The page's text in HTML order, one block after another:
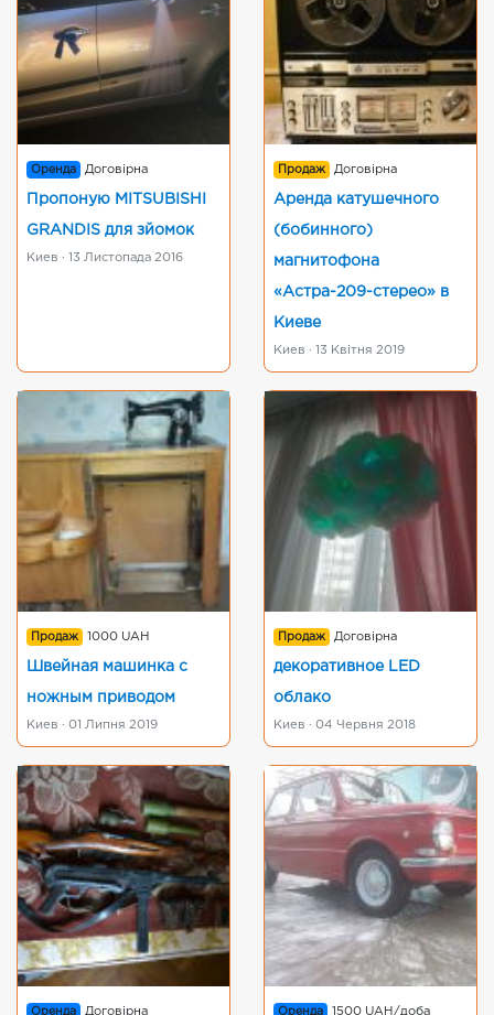
Оренда Договірна
Пропоную MITSUBISHI
GRANDIS для зйомок
Киев · 13 Листопада 2016
Продаж Договірна
Аренда катушечного
(бобинного)
магнитофона
«Астра-209-стерео» в
Киеве
Киев · 13 Квітня 2019
Продаж 1000 UAH
Швейная машинка с
ножным приводом
Киев · 01 Липня 2019
Продаж Договірна
декоративное LED
облако
Киев · 04 Червня 2018
Оренда Договірна Оренда 1500 UAH/доба